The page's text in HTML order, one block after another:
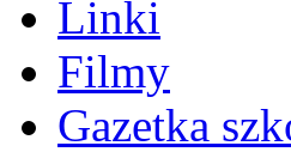
Linki
Filmy
Gazetka